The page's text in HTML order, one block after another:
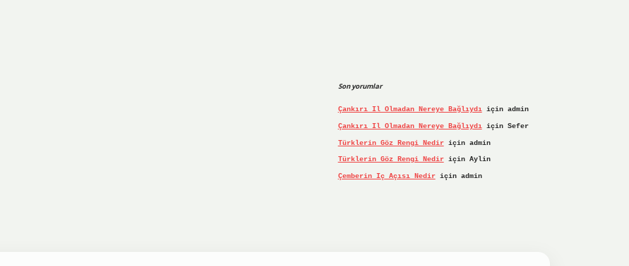
Son yorumlar
Çankırı Il Olmadan Nereye Bağlıydıiçin admin
Çankırı Il Olmadan Nereye Bağlıydıiçin Sefer
Türklerin Göz Rengi Nediriçin admin
Türklerin Göz Rengi Nediriçin Aylin
Çemberin Iç Açısı Nediriçin admin